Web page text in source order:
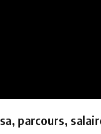
parcours,